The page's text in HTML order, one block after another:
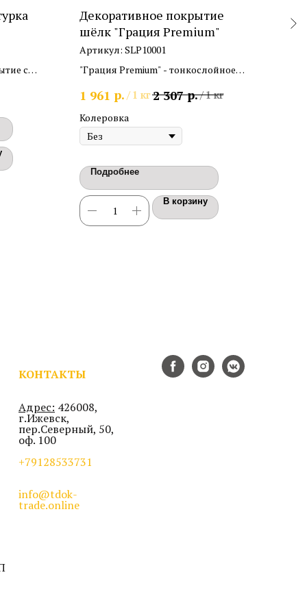
с
Декоративное покрытие
шёлк "Грация Premium"
Артикул: SLP10001
"Грация Premium" - тонкослойное
0,2кг/м2.
1 961 р. / 1 кг2 307 р./1 кг
Колеровка
Подробнее
В корзину
КОНТАКТЫ
Адрес: 426008,
г.Ижевск,
пер.Северный, 50,
оф. 100
+79128533731
info@tdok-
trade.online